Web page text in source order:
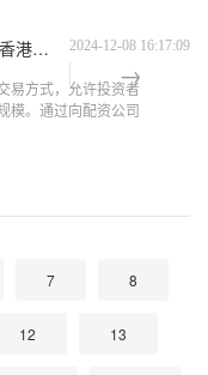
股票配资最高杠杆是多少 香港恒指期货配资：高杠杆交易，放大收益 2024-12-08 16:17:09
易方式，允许投资者
模。通过向配资公司
7 8
12 13